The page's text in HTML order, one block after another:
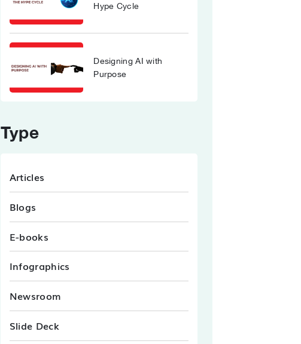
Hype Cycle
Designing AI with
Purpose
Type
Articles
Blogs
E-books
Infographics
Newsroom
Slide Deck